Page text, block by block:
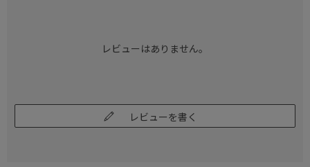
レビューはありません。
レビューを書く